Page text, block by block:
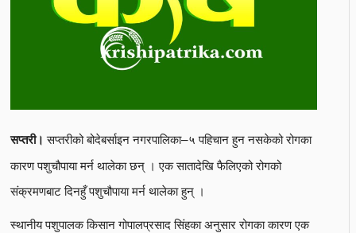
सप्तरी। सप्तरीको बोदेबर्साइन नगरपालिका–५ पहिचान हुन नसकेको रोगका
कारण पशुचौपाया मर्न थालेका छन् । एक सातादेखि फैलिएको रोगको
संक्रमणबाट दिनहुँ पशुचौपाया मर्न थालेका हुन् ।
स्थानीय पशुपालक किसान गोपालप्रसाद सिंहका अनुसार रोगका कारण एक